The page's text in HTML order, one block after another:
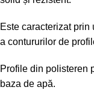
Este caracterizat
a contururilor de
Profile din polisteren
baza de apă.